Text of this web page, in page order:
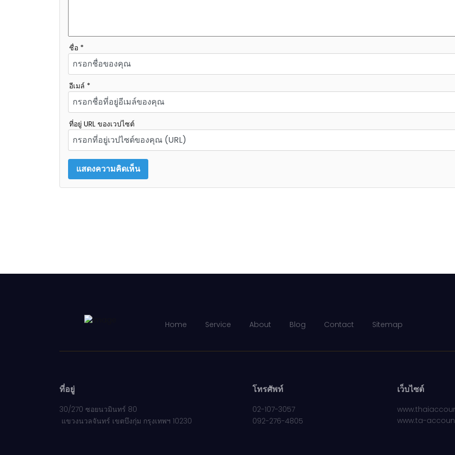
ชื่อ *
อีเมล์ *
ที่อยู่ URL ของเวปไซต์
Home Service About Blog Contact Sitemap
ที่อยู่
30/270 ซอยนวมินทร์ 80
แขวงนวลจันทร์ เขตบึงกุ่ม กรุงเทพฯ 10230
โทรศัพท์
02-107-3057
092-276-4805
เว็บไซต์
www.ta-